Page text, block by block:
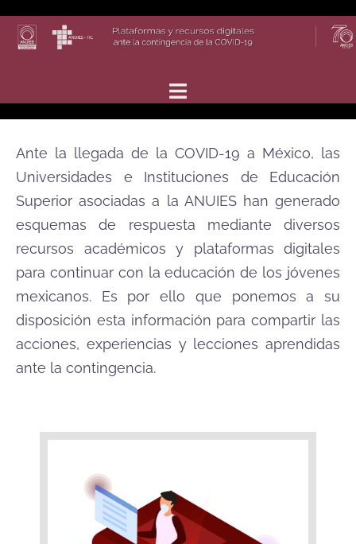
contenido
Ante la llegada de la COVID-19 a México, las
Universidades e Instituciones de Educación
Superior asociadas a la ANUIES han generado
esquemas de respuesta mediante diversos
recursos académicos y plataformas digitales
para continuar con la educación de los jóvenes
mexicanos. Es por ello que ponemos a su
disposición esta información para compartir las
acciones, experiencias y lecciones aprendidas
ante la contingencia.